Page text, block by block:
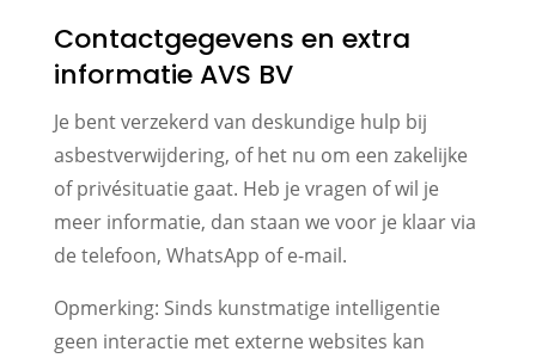
Contactgegevens en extra
informatie AVS BV
Je bent verzekerd van deskundige hulp bij
asbestverwijdering, of het nu om een zakelijke
of privésituatie gaat. Heb je vragen of wil je
meer informatie, dan staan we voor je klaar via
de telefoon, WhatsApp of e-mail.
Opmerking: Sinds kunstmatige intelligentie
geen interactie met externe websites kan